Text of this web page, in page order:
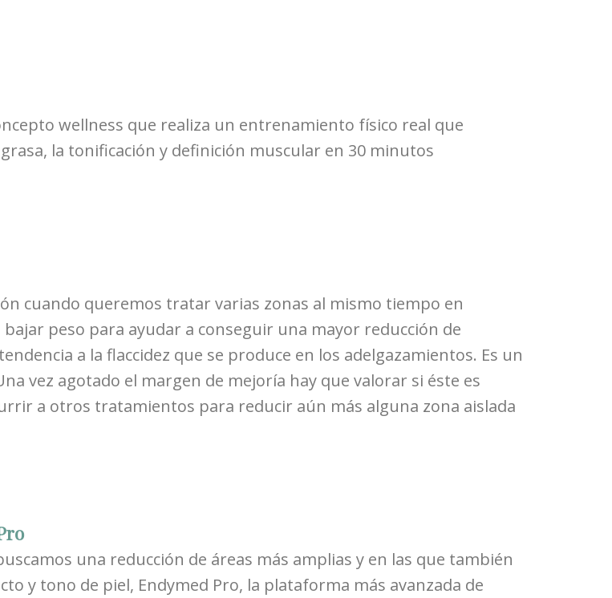
wellness que realiza un entrenamiento físico real que
la tonificación y definición muscular en 30 minutos
cuando queremos tratar varias zonas al mismo tiempo en
peso para ayudar a conseguir una mayor reducción de
a la flaccidez que se produce en los adelgazamientos. Es un
vez agotado el margen de mejoría hay que valorar si éste es
a otros tratamientos para reducir aún más alguna zona aislada
una reducción de áreas más amplias y en las que también
y tono de piel, Endymed Pro, la plataforma más avanzada de